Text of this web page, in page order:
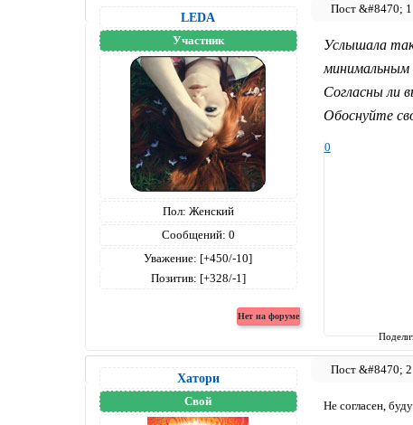
1
LEDA
Участник
Пол: Женский
Сообщений: 0
Уважение: [+450/-10]
Позитив: [+328/-1]
Услышала
Согласны ли
Обоснуйте
0
2
Хатори
Свой Не согласен,